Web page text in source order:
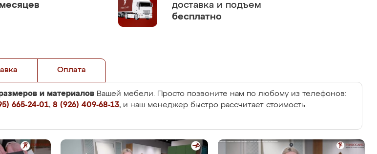
доставка и подъем
бесплатно
Оплата
и материалов Вашей мебели. Просто позвоните нам по любому из телефонов:
665-24-01, 8 (926) 409-68-13, и наш менеджер быстро рассчитает стоимость.